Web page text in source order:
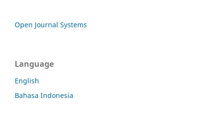
Open Journal Systems
Language
English
Bahasa Indonesia